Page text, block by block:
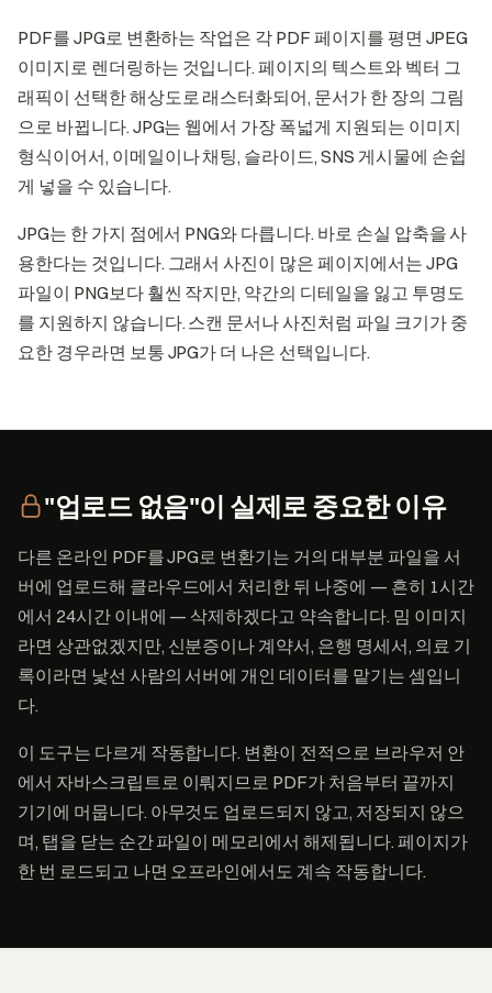
PDF를 JPG로 변환하는 작업은 각 PDF 페이지를 평면 JPEG
이미지로 렌더링하는 것입니다. 페이지의 텍스트와 벡터 그
래픽이 선택한 해상도로 래스터화되어, 문서가 한 장의 그림
으로 바뀝니다. JPG는 웹에서 가장 폭넓게 지원되는 이미지
형식이어서, 이메일이나 채팅, 슬라이드, SNS 게시물에 손쉽
게 넣을 수 있습니다.
JPG는 한 가지 점에서 PNG와 다릅니다. 바로 손실 압축을 사
용한다는 것입니다. 그래서 사진이 많은 페이지에서는 JPG
파일이 PNG보다 훨씬 작지만, 약간의 디테일을 잃고 투명도
를 지원하지 않습니다. 스캔 문서나 사진처럼 파일 크기가 중
요한 경우라면 보통 JPG가 더 나은 선택입니다.
"업로드 없음"이 실제로 중요한 이유
다른 온라인 PDF를 JPG로 변환기는 거의 대부분 파일을 서
버에 업로드해 클라우드에서 처리한 뒤 나중에 — 흔히 1시간
에서 24시간 이내에 — 삭제하겠다고 약속합니다. 밈 이미지
라면 상관없겠지만, 신분증이나 계약서, 은행 명세서, 의료 기
록이라면 낯선 사람의 서버에 개인 데이터를 맡기는 셈입니
다.
이 도구는 다르게 작동합니다. 변환이 전적으로 브라우저 안
에서 자바스크립트로 이뤄지므로 PDF가 처음부터 끝까지
기기에 머뭅니다. 아무것도 업로드되지 않고, 저장되지 않으
며, 탭을 닫는 순간 파일이 메모리에서 해제됩니다. 페이지가
한 번 로드되고 나면 오프라인에서도 계속 작동합니다.